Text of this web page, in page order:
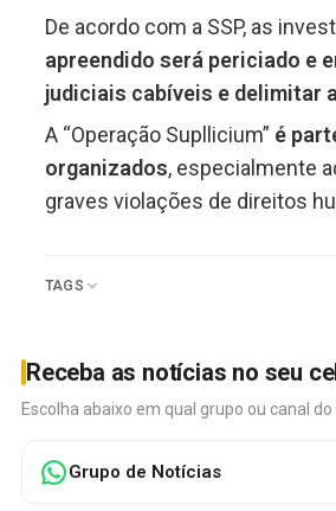
De acordo com a SSP, as
apreendido será periciado e
judiciais cabíveis e delimitar
A “Operação Supllicium” é
organizados, especialmente
graves violações de direitos
TAGS
Receba as notícias no seu
Escolha abaixo em qual grupo ou canal
Grupo de Notícias